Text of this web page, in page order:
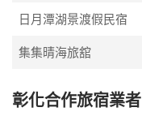
日月潭湖景渡假民宿
集集晴海旅舘
彰化合作旅宿業者